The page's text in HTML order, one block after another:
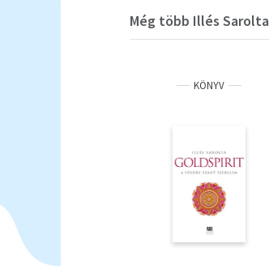
Még több Illés Sarolta
KÖNYV